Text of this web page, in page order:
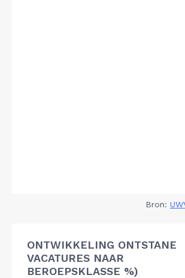
Bron:
ONTWIKKELING ONTSTANE
VACATURES NAAR
BEROEPSKLASSE %)